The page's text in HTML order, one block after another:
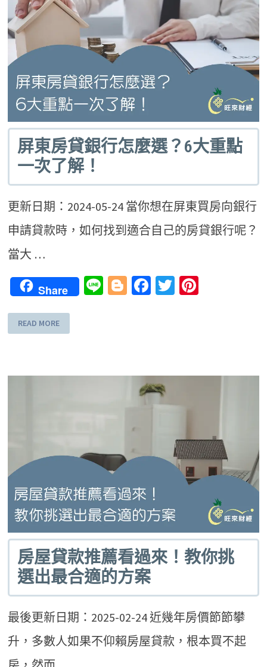
屏東房貸銀行怎麼選？6大重點
一次了解！
更新日期：2024-05-24 當你想在屏東買房向銀行
申請貸款時，如何找到適合自己的房貸銀行呢？
當大 …
Share LineBlogger
Facebook
Twitter
READ MORE
房屋貸款推薦看過來！教你挑
選出最合適的方案
最後更新日期：2025-02-24 近幾年房價節節攀
升，多數人如果不仰賴房屋貸款，根本買不起